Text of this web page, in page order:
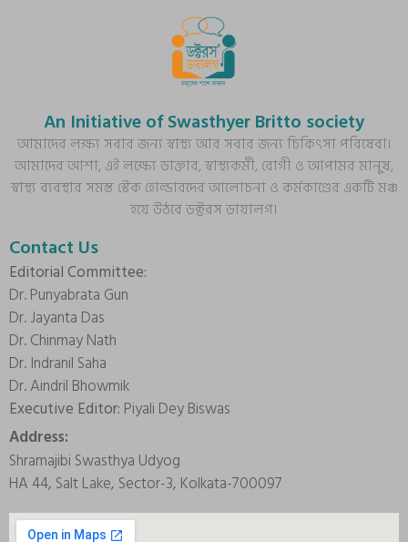
An Initiative of Swasthyer Britto society
আমাদের লক্ষ্য সবার জন্য স্বাস্থ্য আর সবার জন্য চিকিৎসা পরিষেবা।
আমাদের আশা, এই লক্ষ্যে ডাক্তার, স্বাস্থ্যকর্মী, রোগী ও আপামর মানুষ,
স্বাস্থ্য ব্যবস্থার সমস্ত স্টেক হোল্ডারদের আলোচনা ও কর্মকাণ্ডের একটি মঞ্চ
হয়ে উঠবে ডক্টরস ডায়ালগ।
Contact Us
Editorial Committee:
Dr. Punyabrata Gun
Dr. Jayanta Das
Dr. Chinmay Nath
Dr. Indranil Saha
Dr. Aindril Bhowmik
Executive Editor: Piyali Dey Biswas
Address:
Shramajibi Swasthya Udyog
HA 44, Salt Lake, Sector-3, Kolkata-700097